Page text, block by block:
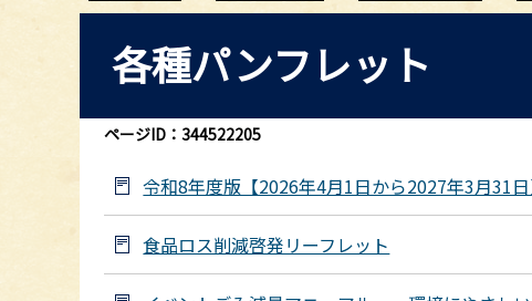
こ
各種パンフレット
ページID：344522205
令和8年度版【2026年4月1日から2027年3月31
食品ロス削減啓発リーフレット